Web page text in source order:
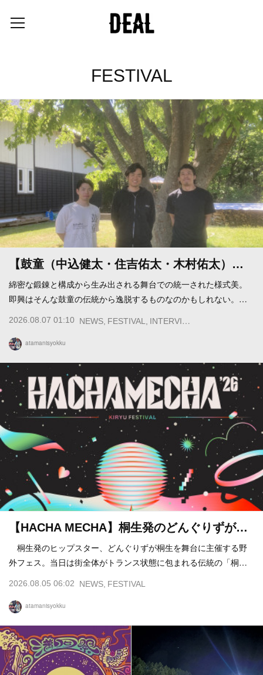
FESTIVAL
【鼓童（中込健太・住吉佑太・木村佑太）…
綿密な鍛錬と構成から生み出される舞台での統一された様式美。
即興はそんな鼓童の伝統から逸脱するものなのかもしれない。…
2026.08.07 01:10 NEWS FESTIVAL INTERVIEW
atamanisyokku
【HACHA MECHA】桐生発のどんぐりずが…
桐生発のヒップスター、どんぐりずが桐生を舞台に主催する野
外フェス。当日は街全体がトランス状態に包まれる伝統の「桐…
2026.08.05 06:02 NEWS FESTIVAL
atamanisyokku